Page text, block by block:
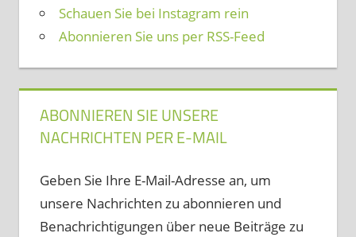
Schauen Sie bei Instagram rein
Abonnieren Sie uns per RSS-Feed
ABONNIEREN SIE UNSERE
NACHRICHTEN PER E-MAIL
Geben Sie Ihre E-Mail-Adresse an, um
unsere Nachrichten zu abonnieren und
Benachrichtigungen über neue Beiträge zu